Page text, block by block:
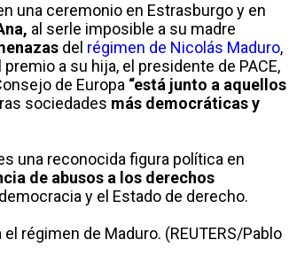
una ceremonio en Estrasburgo y en
al serle imposible a su madre
del régimen de Nicolás Maduro,
a su hija, el presidente de PACE,
de Europa “está junto a aquellos
sociedades más democráticas y
una reconocida figura política en
de abusos a los derechos
y el Estado de derecho.
régimen de Maduro. (REUTERS/Pablo